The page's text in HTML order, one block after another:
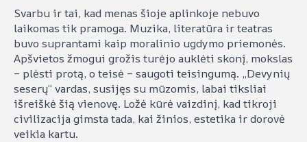
Svarbu ir tai, kad menas šioje aplinkoje nebuvo
laikomas tik pramoga. Muzika, literatūra ir teatras
buvo suprantami kaip moralinio ugdymo priemonės.
Apšvietos žmogui grožis turėjo auklėti skonį, mokslas
– plėsti protą, o teisė – saugoti teisingumą. „Devynių
seserų“ vardas, susijęs su mūzomis, labai tiksliai
išreiškė šią vienovę. Ložė kūrė vaizdinį, kad tikroji
civilizacija gimsta tada, kai žinios, estetika ir dorovė
veikia kartu.